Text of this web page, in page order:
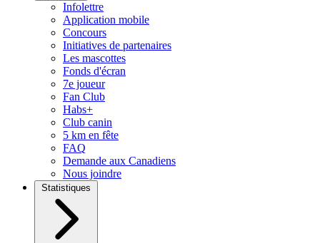
Infolettre
Application mobile
Concours
Initiatives de partenaires
Les mascottes
Fonds d'écran
7e joueur
Fan Club
Habs+
Club canin
5 km en fête
FAQ
Demande aux Canadiens
Nous joindre
Statistiques